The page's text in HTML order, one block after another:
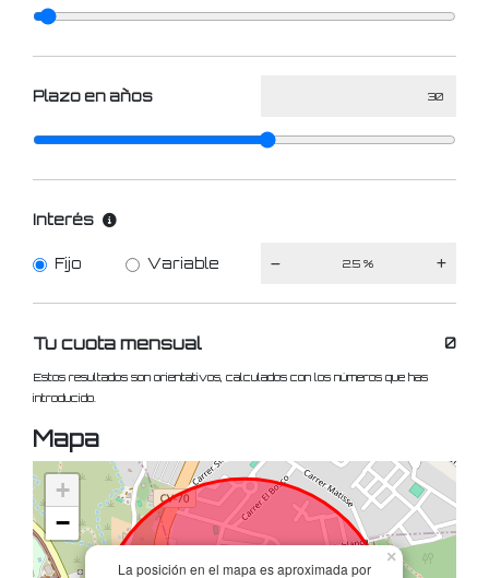
Plazo en años
Interés
Fijo Variable
Tu cuota mensual 0
Estos resultados son orientativos, calculados con los números que has
introducido.
Mapa
La posición en el mapa es aproximada por
×
+
−